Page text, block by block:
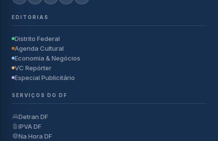
EDITORIAS
Distrito Federal
Agenda Cultural
Economia & Negócios
VC Repórter
Especial Publicitário
SERVIÇOS DO DF
Detran DF
IPVA DF
Na Hora DF